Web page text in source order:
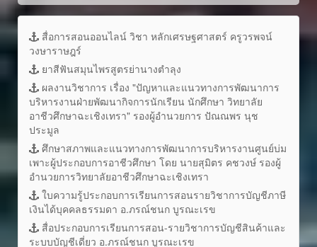
สื่อการสอนออนไลน์ วิชา หลักเศรษฐศาสตร์ ครูวรพจน์
วงษาราษฎร์
ยาสีฟันสมุนไพรสูตรย่านางตำลุง
ผลงานวิชาการ เรื่อง "ปัญหาและแนวทางการพัฒนาการ
บริหารงานฝ่ายพัฒนากิจการนักเรียน นักศึกษา วิทยาลัย
อาชีวศึกษาฉะเชิงเทรา" รองผู้อำนวยการ ปัณณพร นุช
ประมูล
ศึกษาสภาพและแนวทางการพัฒนาการบริหารงานศูนย์บ่ม
เพาะผู้ประกอบการอาชีวศึกษา โดย นายสุมิตร คชวงษ์ รองผู้
อำนวยการวิทยาลัยอาชีวศึกษาฉะเชิงเทรา
ใบความรู้ประกอบการเรียนการสอนรายวิชาการบัญชีภาษี
เงินได้บุคคลธรรมดา อ.ภรณ์ชนก บูรณะเรข
สื่อประกอบการเรียนการสอน-รายวิชาการบัญชีสินค้าและ
ระบบบัญชีเดี่ยว อ.ภรณ์ชนก บูรณะเรข